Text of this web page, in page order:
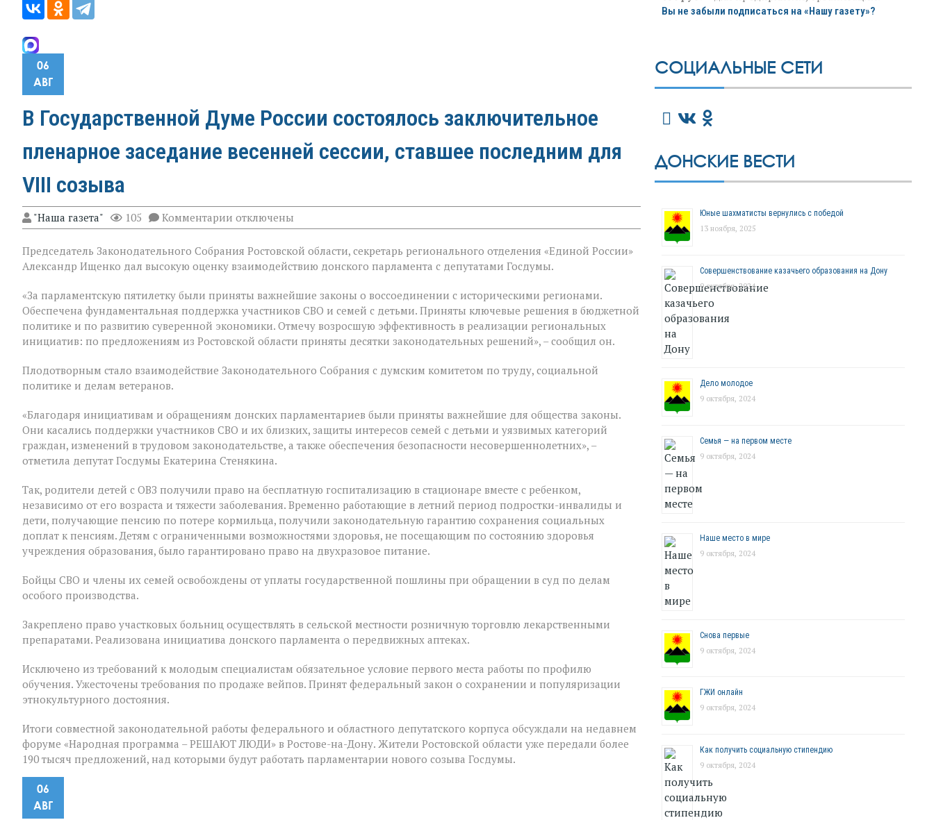
06
АВГ
В Государственной Думе России состоялось заключительное
пленарное заседание весенней сессии, ставшее последним для
VIII созыва
"Наша газета" 105 Комментарии к
записи
Государственной
Думе
заключительное
пленарное
заседание
весенней
сессии,
последним
отключены
Председатель Законодательного Собрания Ростовской области, секретарь регионального отделения «Единой России»
Александр Ищенко дал высокую оценку взаимодействию донского парламента с депутатами Госдумы.
«За парламентскую пятилетку были приняты важнейшие законы о воссоединении с историческими регионами.
Обеспечена фундаментальная поддержка участников СВО и семей с детьми. Приняты ключевые решения в бюджетной
политике и по развитию суверенной экономики. Отмечу возросшую эффективность в реализации региональных
инициатив: по предложениям из Ростовской области приняты десятки законодательных решений», – сообщил он.
Плодотворным стало взаимодействие Законодательного Собрания с думским комитетом по труду, социальной
политике и делам ветеранов.
«Благодаря инициативам и обращениям донских парламентариев были приняты важнейшие для общества законы.
Они касались поддержки участников СВО и их близких, защиты интересов семей с детьми и уязвимых категорий
граждан, изменений в трудовом законодательстве, а также обеспечения безопасности несовершеннолетних», –
отметила депутат Госдумы Екатерина Стенякина.
Так, родители детей с ОВЗ получили право на бесплатную госпитализацию в стационаре вместе с ребенком,
независимо от его возраста и тяжести заболевания. Временно работающие в летний период подростки-инвалиды и
дети, получающие пенсию по потере кормильца, получили законодательную гарантию сохранения социальных
доплат к пенсиям. Детям с ограниченными возможностями здоровья, не посещающим по состоянию здоровья
учреждения образования, было гарантировано право на двухразовое питание.
Бойцы СВО и члены их семей освобождены от уплаты государственной пошлины при обращении в суд по делам
особого производства.
Закреплено право участковых больниц осуществлять в сельской местности розничную торговлю лекарственными
препаратами. Реализована инициатива донского парламента о передвижных аптеках.
Исключено из требований к молодым специалистам обязательное условие первого места работы по профилю
обучения. Ужесточены требования по продаже вейпов. Принят федеральный закон о сохранении и популяризации
этнокультурного достояния.
Итоги совместной законодательной работы федерального и областного депутатского корпуса обсуждали на недавнем
форуме «Народная программа – РЕШАЮТ ЛЮДИ» в Ростове-на-Дону. Жители Ростовской области уже передали более
190 тысяч предложений, над которыми будут работать парламентарии нового созыва Госдумы.
06
АВГ
Вы не забыли подписаться на «Нашу газету»?
СОЦИАЛЬНЫЕ СЕТИ
ДОНСКИЕ ВЕСТИ
Юные шахматисты вернулись с победой
13 ноября, 2025
Совершенствование казачьего образования на Дону
9 октября, 2024
Дело молодое
9 октября, 2024
Семья — на первом месте
9 октября, 2024
Наше место в мире
9 октября, 2024
Снова первые
9 октября, 2024
ГЖИ онлайн
9 октября, 2024
Как получить социальную стипендию
9 октября, 2024